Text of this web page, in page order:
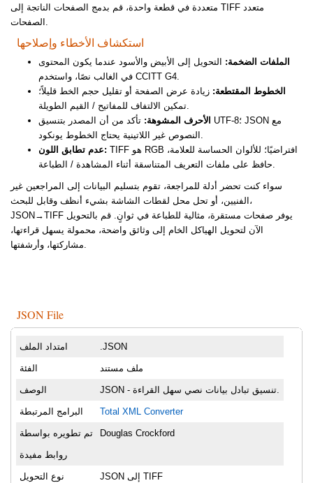
متعددة في قطعة واحدة، قم بدمج الصفحات الناتجة إلى TIFF متعدد
الصفحات.
استكشاف الأخطاء وإصلاحها
الملفات الضخمة: التحويل إلى الأبيض والأسود عندما يكون المحتوى
في الغالب نصًا، واستخدم CCITT G4.
الخطوط المقتطعة: زيادة عرض الصفحة أو تقليل حجم الخط قليلاً؛
تمكين الالتفاف للمفاتيح / القيم الطويلة.
الأحرف المشوهة: تأكد من أن المصدر بتنسيق UTF-8؛ JSON مع
النصوص غير اللاتينية يحتاج الخطوط يونكود.
عدم تطابق اللون: TIFF هو RGB افتراضيًا؛ للألوان الحساسة للعلامة،
حافظ على ملفات التعريف المتناسقة أثناء المشاهدة / الطباعة.
سواء كنت تحضر أدلة للمراجعة، تقوم بتسليم البيانات إلى المراجعين غير
الفنيين، أو تحل محل لقطات الشاشة بشيء أنظف وقابل للبحث،
JSON→TIFF يوفر صفحات مستقرة، مثالية للطباعة في ثوانٍ. قم بالتحويل
الآن لتحويل الهياكل الخام إلى وثائق واضحة، محمولة يسهل قراءتها،
مشاركتها، وأرشفتها.
JSON File
امتداد الملف .JSON
الفئة ملف مستند
الوصف JSON - تنسيق تبادل بيانات نصي سهل القراءة.
البرامج المرتبطة Total XML Converter
تم تطويره بواسطة Douglas Crockford
روابط مفيدة
نوع التحويل JSON إلى TIFF